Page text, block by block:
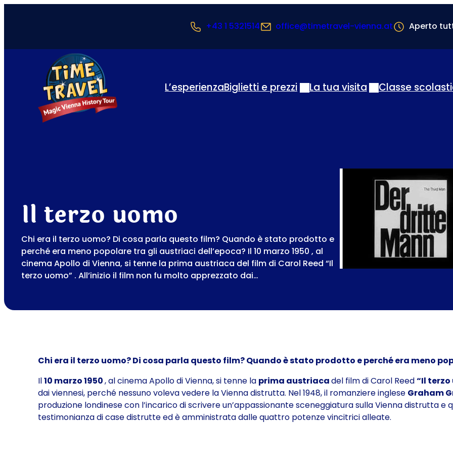
+43 1 5321514 office@timetravel-vienna.at Aperto
L’esperienzaBiglietti e prezzi La tua visita Classe
Il terzo uomo
Chi era il terzo uomo? Di cosa parla questo film? Quando è stato prodotto e
perché era meno popolare tra gli austriaci dell’epoca? Il 10 marzo 1950 , al
cinema Apollo di Vienna, si tenne la prima austriaca del film di Carol Reed “Il
terzo uomo” . All’inizio il film non fu molto apprezzato dai…
Chi era il terzo uomo? Di cosa parla questo film? Quando è stato prodotto e perché era meno
Il10 marzo 1950, al cinema Apollo di Vienna, si tenne la prima austriacadel film di Carol Reed“Il
dai viennesi, perché nessuno voleva vedere la Vienna distrutta. Nel 1948, il romanziere inglese Graham
produzione londinese con l’incarico di scrivere un’appassionante sceneggiatura sulla Vienna distrutta
testimonianza di case distrutte ed è amministrata dalle quattro potenze vincitrici alleate.